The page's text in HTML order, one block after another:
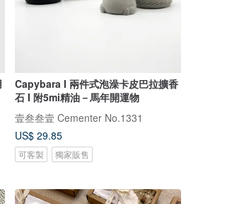
Capybara I 兩件式泡澡卡皮巴拉擴香
石 I 附5mi精油－馬年開運物
壹叁叁壹 Cementer No.1331
US$ 29.85
可客製 獨家販售